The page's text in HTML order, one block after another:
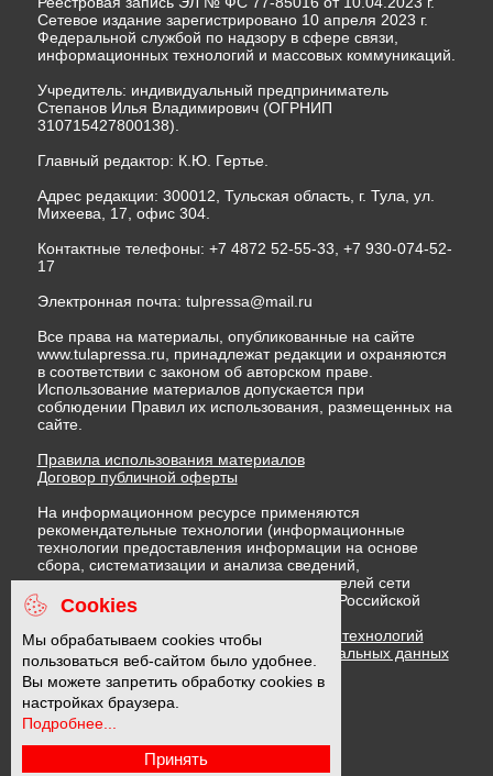
Сетевое издание зарегистрировано 10 апреля 2023 г.
Федеральной службой по надзору в сфере связи,
информационных технологий и массовых коммуникаций.
Учредитель: индивидуальный предприниматель
Степанов Илья Владимирович (ОГРНИП
310715427800138).
Главный редактор: К.Ю. Гертье.
Адрес редакции: 300012, Тульская область, г. Тула, ул.
Михеева, 17, офис 304.
Контактные телефоны: +7 4872 52-55-33, +7 930-074-52-
17
Электронная почта: tulpressa@mail.ru
Все права на материалы, опубликованные на сайте
www.tulapressa.ru, принадлежат редакции и охраняются
в соответствии с законом об авторском праве.
Использование материалов допускается при
соблюдении Правил их использования, размещенных на
сайте.
Правила использования материалов
Договор публичной оферты
На информационном ресурсе применяются
рекомендательные технологии (информационные
технологии предоставления информации на основе
сбора, систематизации и анализа сведений,
относящихся к предпочтениям пользователей сети
"Интернет", находящихся на территории Российской
Федерации)
Правила применения рекомендательных технологий
Политика в отношении обработки персональных данных
Политика обработки файлов cookie
16 +
Cookies
Мы обрабатываем cookies чтобы
пользоваться веб-сайтом было удобнее.
Вы можете запретить обработку cookies в
настройках браузера.
Подробнее...
Принять